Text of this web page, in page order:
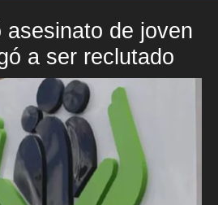
asesinato de joven
a ser reclutado